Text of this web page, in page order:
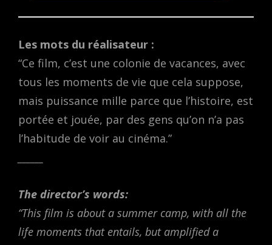
Les mots du réalisateur :
“Ce film, c’est une colonie de vacances, avec
tous les moments de vie que cela suppose,
mais puissance mille parce que l’histoire, est
portée et jouée, par des gens qu’on n’a pas
l’habitude de voir au cinéma.”
The director’s words:
“This film is about a summer camp, with all the
life moments that entails, but amplified a